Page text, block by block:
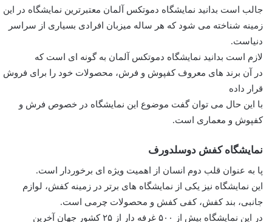
جالب است بدانید نمایشگاه دموتکس آلمان معتبرترین نمایشگاه در این
زمینه شناخته می شود که هر ساله میزبان افرادی بسیاری از سراسر
دنیاست.
لازم است بدانید نمایشگاه دموتکس آلمان به گونه ای است که
در آن برند های معروف کفپوش و فرش، محصولات خود را برای فروش
قرار داده
با این حال می توان گفت موضوع این نمایشگاه در خصوص فرش و
کفپوش و معماری است.
نمایشگاه کفش دوسلدورف
پا به عنوان قلب دوم انسان از اهمیت ویژه ای برخوردار است.
این نمایشگاه نیز یکی از نمایشگاه های برتر در زمینه کفش، لوازم
جانبی، بند کفش، کفی کفش و محصولات چرمی است.
در این نمایشگاه بیش از ۵۰۰ غرفه دار از ۲۵ کشور جهان آخرین